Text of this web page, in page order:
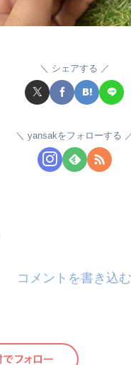
シェアする
yansakをフォローする
コメントを書き込む